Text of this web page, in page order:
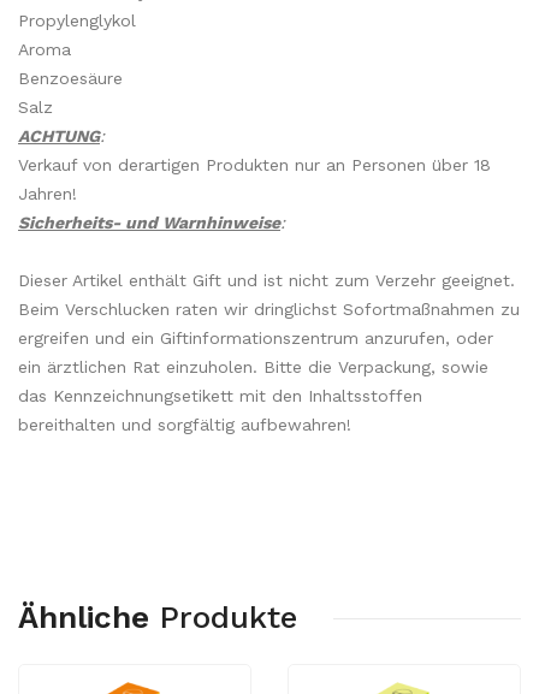
Propylenglykol
Aroma
Benzoesäure
Salz
ACHTUNG:
Verkauf von derartigen Produkten nur an Personen über 18
Jahren!
Sicherheits- und Warnhinweise:
Dieser Artikel enthält Gift und ist nicht zum Verzehr geeignet.
Beim Verschlucken raten wir dringlichst Sofortmaßnahmen zu
ergreifen und ein Giftinformationszentrum anzurufen, oder
ein ärztlichen Rat einzuholen. Bitte die Verpackung, sowie
das Kennzeichnungsetikett mit den Inhaltsstoffen
bereithalten und sorgfältig aufbewahren!
Ähnliche Produkte